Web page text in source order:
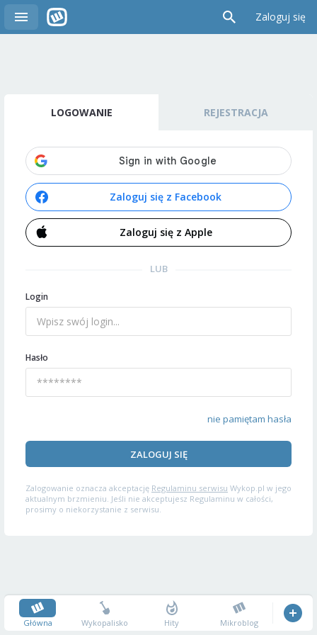
Zaloguj się
LOGOWANIE REJESTRACJA
Zaloguj się z Facebook
Zaloguj się z Apple
LUB
Login
Hasło
nie pamiętam hasła
ZALOGUJ SIĘ
Zalogowanie oznacza akceptację Regulaminu serwisu Wykop.pl w jego
aktualnym brzmieniu. Jeśli nie akceptujesz Regulaminu w całości,
prosimy o niekorzystanie z serwisu.
Główna Wykopalisko Hity Mikroblog